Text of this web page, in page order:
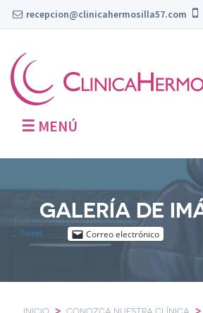
recepcion@clinicahermosilla57.com
☰ MENÚ
GALERÍA DE
Tweet Correo electrónico
INICIO > CONOZCA NUESTRA CLÍNICA >